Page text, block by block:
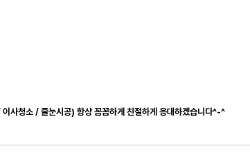
사청소 / 줄눈시공) 항상 꼼꼼하게 친절하게 응대하겠습니다^-^